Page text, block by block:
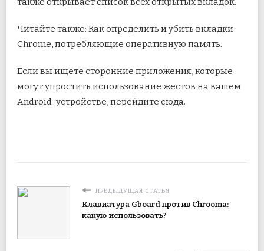
Читайте также: Как определить и убить вкладки
Chrome, потребляющие оперативную память.
Если вы ищете сторонние приложения, которые
могут упростить использование жестов на вашем
Android-устройстве, перейдите сюда.
ПРЕДЫДУЩАЯ СТАТЬЯ
Клавиатура Gboard против Chrooma:
какую использовать?